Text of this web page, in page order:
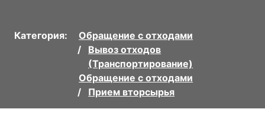
Категория:
Обращение с отходами
Вывоз отходов
(Транспортирование)
Обращение с отходами
Прием вторсырья